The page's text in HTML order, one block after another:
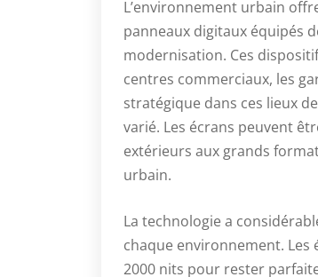
L’environnement urbain
panneaux digitaux équipés
modernisation. Ces
centres commerciaux, les
stratégique dans ces lieux
varié. Les écrans peuvent
extérieurs aux grands
urbain.
La technologie a
chaque environnement.
2000 nits pour rester